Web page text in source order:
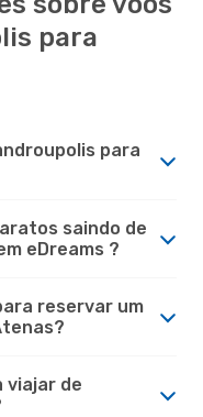
para
para
saindo de
eDreams ?
reservar um
viajar de